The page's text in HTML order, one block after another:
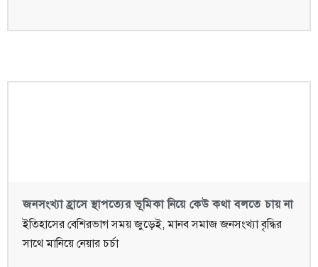
জনসংখ্যা হ্রাসে স্থাপত্যের ভূমিকা নিয়ে কেউ কথা বলতে চায় না
ইতিহাসের বেশিরভাগ সময় জুড়েই, মানব সমাজ জনসংখ্যা বৃদ্ধির
সাথে মানিয়ে নেয়ার চর্চা